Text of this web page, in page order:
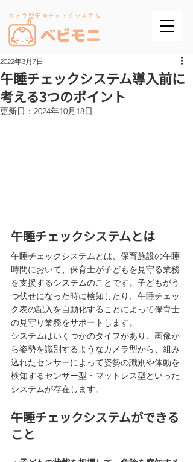
カメラ型午睡チェックシステム
午睡チェックシステム導入前に
考える3つのポイント
2022年3月7日
更新日： 2024年10月18日
午睡チェックシステムとは
午睡チェックシステムとは、保育施設の午睡
時間において、保育士が子どもを見守る業務
を支援するシステムのことです。子どもがう
つ伏せになった時に検知したり、午睡チェッ
ク表の記入を自動化することによって保育士
の見守り業務をサポートします。
システムはいくつかのタイプがあり、画像か
ら姿勢を識別するようなカメラ型から、組み
込れたセンサーによって姿勢の識別や体動を
検知するセンサー型・マットレス型といった
システムが存在します。
午睡チェックシステムができる
こと